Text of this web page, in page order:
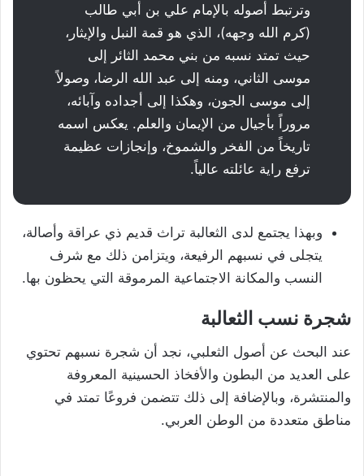
وترتبط أصوله بالإمام علي بن أبي طالب
(كرم الله وجهه)، الذي هو قمة النبل والإيثار،
حيث تمتد نسبه من بني محمد الثائر إلى
موسى الثاني، ومنه إلى عبد الله الرضا، وصولاً
إلى موسى الجون، وهكذا إلى أجداده وآبائه،
مروراً بأجيال من الإيمان والعلم. يعكس اسمه
تاريخاً من الفخر والشموخ، وإنجازات عظيمة
ترفع راية عائلته عالياً.
وبهذا يجتمع لدى الثعالبة تراث قديم ذي عراقة وأصالة،
يتجلى في نسبهم الرفيعة، ويتزامن ذلك مع شرف
النسب والمكانة الاجتماعية المرموقة التي يحظون بها.
شجرة نسب الثعالبة
عند البحث عن أصول الثعلبي، نجد أن شجرة نسبهم تحتوي
على العديد من البطون والأفخاذ الحسينية المعروفة
والمنتشرة، وبالإضافة إلى ذلك تتضمن فروعًا تمتد في
مناطق متعددة من الوطن العربي.